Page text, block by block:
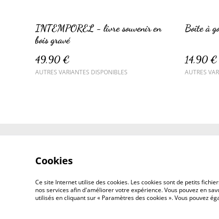
INTEMPOREL - livre souvenir en
bois gravé
49,90 €
AUTRES VARIANTES DISPONIBLES
Boîte à
14,90 €
AUTRES
©2026 Crazy Créa
Cookies
Ce site Internet utilise des cookies. Les cookies sont de petits
nos services afin d'améliorer votre expérience. Vous pouvez en
utilisés en cliquant sur « Paramètres des cookies ». Vous pouvez